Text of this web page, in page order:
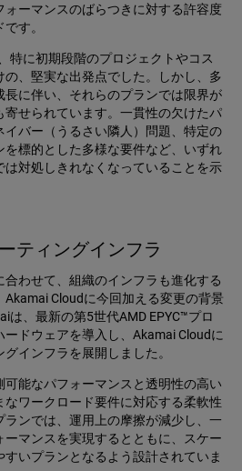
ォーマンスのばらつきに対する許容度
す。
特に初期段階のプロジェクトやコス
の、堅実な出発点でした。しかし、多
長に伴い、それらのプランでは限界が
寄せられています。一貫性の欠けたパ
イバー（うるさい隣人）問題、特定の
を標的とした多様な要件など、いずれ
は対処しきれなくなっていることを示
ティングインフラ
わせて、組織のインフラも進化する
Cloudに今回加える変更の背景
は、最新の第5世代AMD EPYC™プロ
ドウェアを導入し、Akamai Cloudに
インフラを展開しました。
能なパフォーマンスと透明性の高い
ワークロード要件に対応する柔軟性
ランでは、運用上の摩擦が減少し、一
マンスを実現するとともに、スケー
すいプランとなるよう設計されていま